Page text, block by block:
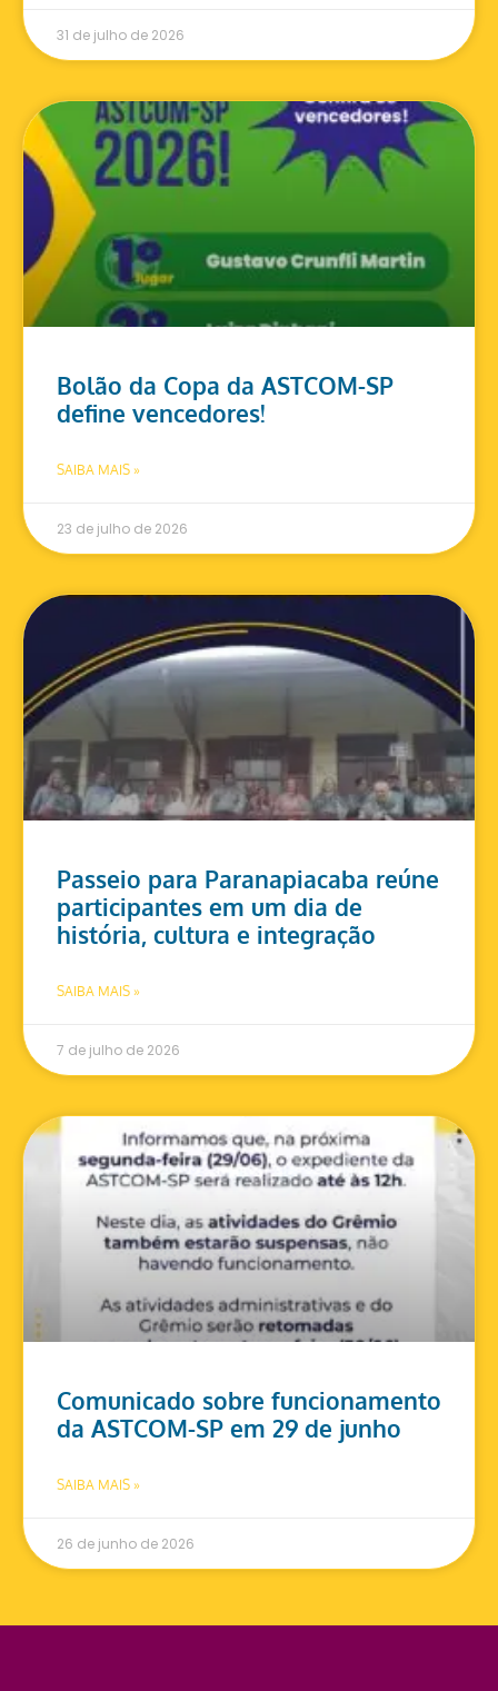
31 de julho de 2026
Bolão da Copa da ASTCOM-SP
define vencedores!
SAIBA MAIS »
23 de julho de 2026
Passeio para Paranapiacaba reúne
participantes em um dia de
história, cultura e integração
SAIBA MAIS »
7 de julho de 2026
Comunicado sobre funcionamento
da ASTCOM-SP em 29 de junho
SAIBA MAIS »
26 de junho de 2026